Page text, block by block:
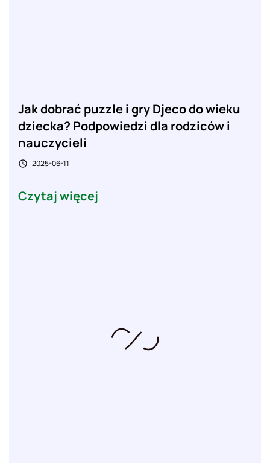
Jak dobrać puzzle i gry Djeco do wieku
dziecka? Podpowiedzi dla rodziców i
nauczycieli
 2025-06-11
Czytaj więcej